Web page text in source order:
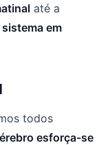
até a
em
todos
esforça-se